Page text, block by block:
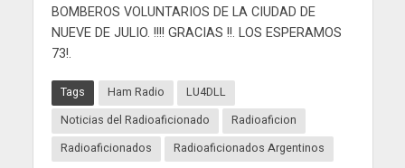
BOMBEROS VOLUNTARIOS DE LA CIUDAD DE
NUEVE DE JULIO. !!!! GRACIAS !!. LOS ESPERAMOS
73!.
Tags Ham Radio
LU4DLL
Noticias del Radioaficionado
Radioaficion
Radioaficionados
Radioaficionados Argentinos